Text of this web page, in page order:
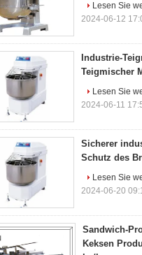
Lesen Sie
2024-06-12
Industrie-
Teigmischer
Lesen Sie
2024-06-11
Sicherer
Schutz des
Lesen Sie
2024-06-20
Sandwich-
Keksen